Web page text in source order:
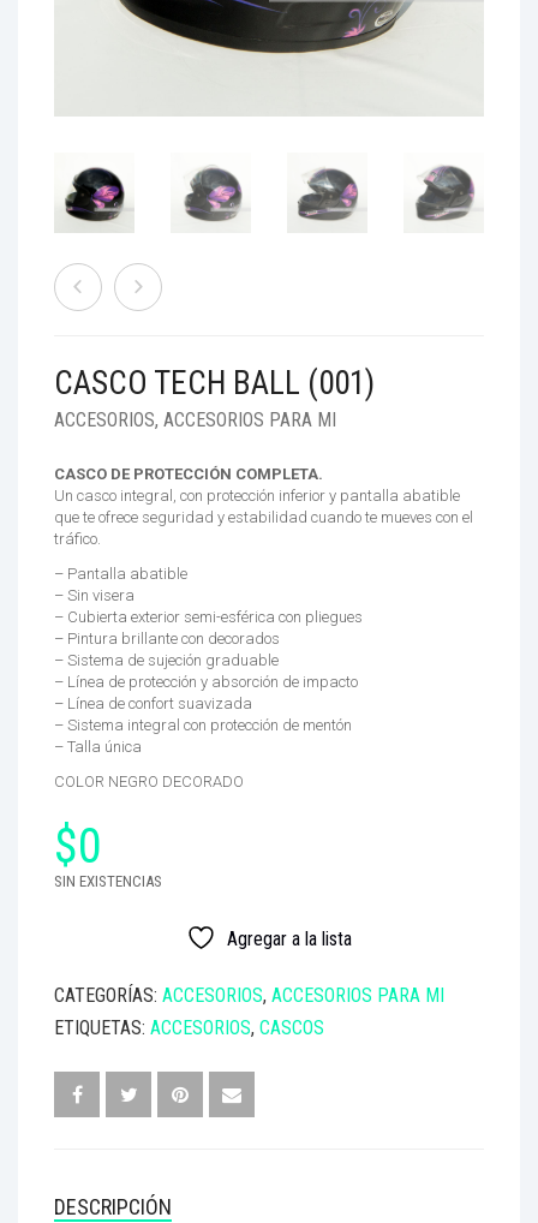
RESOLUCIÓN 160
CASCO TECH BALL (001)
ACCESORIOS, ACCESORIOS PARA MI
CASCO DE PROTECCIÓN COMPLETA.
Un casco integral, con protección inferior y pantalla abatible
que te ofrece seguridad y estabilidad cuando te mueves con el
tráfico.
– Pantalla abatible
– Sin visera
– Cubierta exterior semi-esférica con pliegues
– Pintura brillante con decorados
– Sistema de sujeción graduable
– Línea de protección y absorción de impacto
– Línea de confort suavizada
– Sistema integral con protección de mentón
– Talla única
COLOR NEGRO DECORADO
$0
SIN EXISTENCIAS
Agregar a la lista
CATEGORÍAS: ACCESORIOS, ACCESORIOS PARA MI
ETIQUETAS: ACCESORIOS, CASCOS
DESCRIPCIÓN